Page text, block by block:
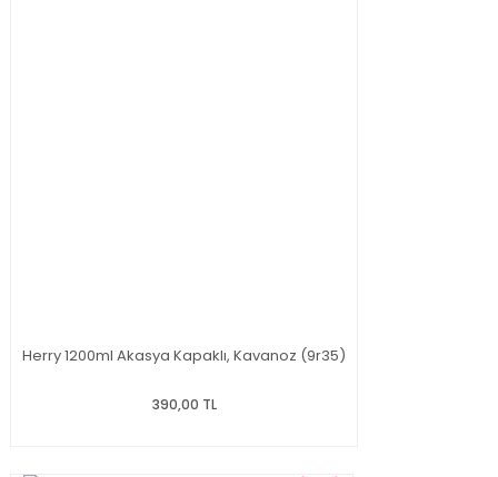
Herry 1200ml Akasya Kapaklı, Kavanoz (9r35)
390,00 TL